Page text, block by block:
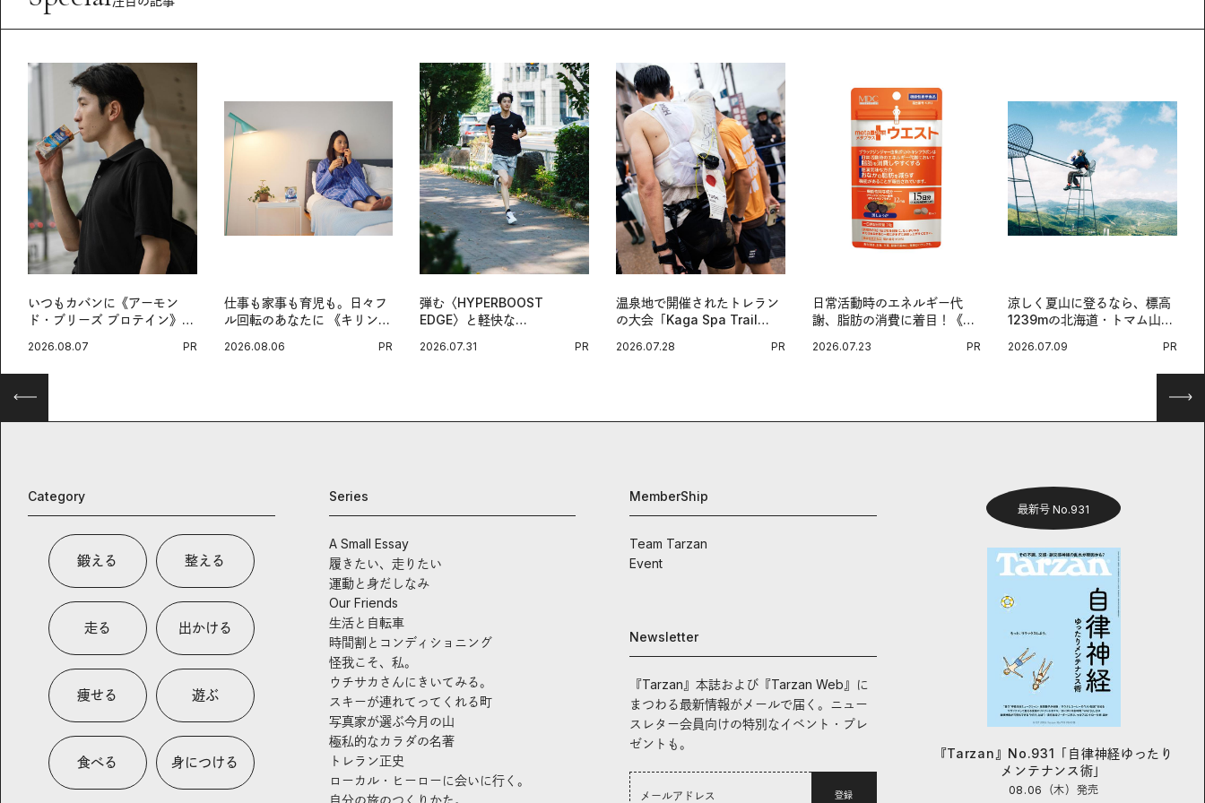
いつもカバンに《アーモン
ド・ブリーズ プロテイン》
ィショニング習慣。
2026.08.07 PR
仕事も家事も育児も。日々フ
ル回転のあなたに 《キリン
慣。
2026.08.06 PR
弾む〈HYPERBOOST
EDGE〉と軽快な
に寄り添うアディダスが打ち
2026.07.31 PR
温泉地で開催されたトレラン
の大会「Kaga Spa Trail
UTMB」。本戦を夢見るラン
2026.07.28 PR
日常活動時のエネルギー代
謝、脂肪の消費に着目！《メ
体メンテ習慣。
2026.07.23 PR
涼しく夏山に登るなら、標高
1239mの北海道・トマム山で
2026.07.09 PR
Category
鍛える 整える
走る 出かける
痩せる 遊ぶ
食べる 身につける
Series
A Small Essay
履きたい、走りたい
運動と身だしなみ
Our Friends
生活と自転車
時間割とコンディショニング
怪我こそ、私。
ウチサカさんにきいてみる。
スキーが連れてってくれる町
写真家が選ぶ今月の山
極私的なカラダの名著
トレラン正史
ローカル・ヒーローに会いに行く。
自分の旅のつくりかた。
MemberShip
Team Tarzan
Event
Newsletter
『Tarzan』本誌および『Tarzan Web』に
まつわる最新情報がメールで届く。ニュー
スレター会員向けの特別なイベント・プレ
ゼントも。
登録
最新号 No.931
『Tarzan』No.931「自律神経ゆったり
メンテナンス術」
08.06（木） 発売